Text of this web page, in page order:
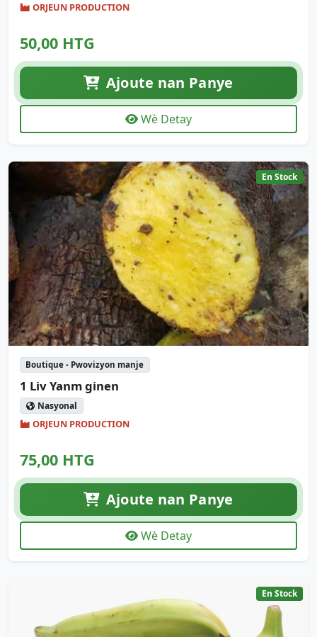
ORJEUN PRODUCTION
50,00 HTG
Ajoute nan Panye
Wè Detay
En Stock
Boutique - Pwovizyon manje
1 Liv Yanm ginen
Nasyonal
ORJEUN PRODUCTION
75,00 HTG
Ajoute nan Panye
Wè Detay
En Stock